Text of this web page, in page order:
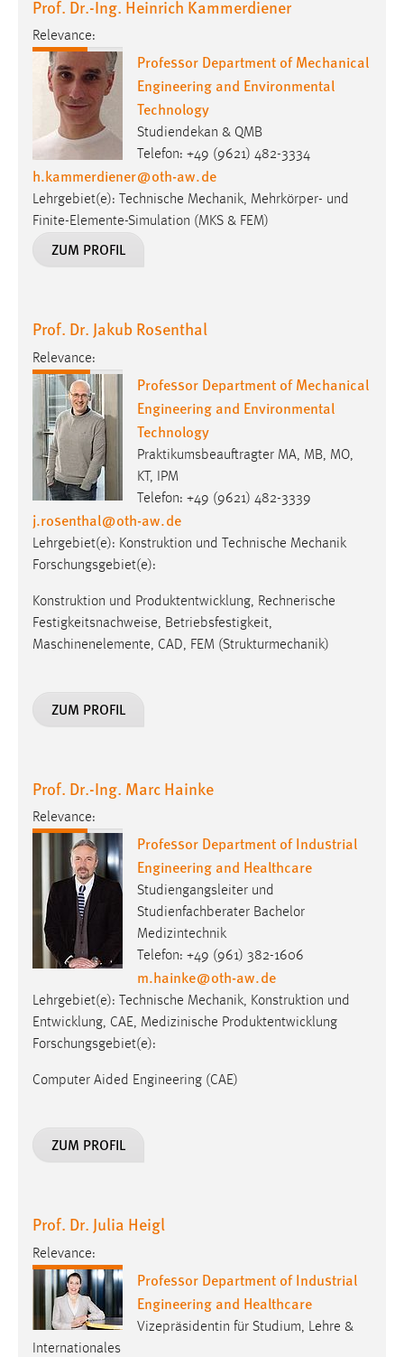
Prof. Dr.-Ing. Heinrich Kammerdiener
Relevance:
Professor Department of Mechanical
Engineering and Environmental
Technology
Studiendekan & QMB
Telefon: +49 (9621) 482-3334
h.kammerdiener@oth-aw.de
Lehrgebiet(e): Technische Mechanik, Mehrkörper- und
Finite-Elemente-Simulation (MKS & FEM)
ZUM PROFIL
Prof. Dr. Jakub Rosenthal
Relevance:
Professor Department of Mechanical
Engineering and Environmental
Technology
Praktikumsbeauftragter MA, MB, MO,
KT, IPM
Telefon: +49 (9621) 482-3339
j.rosenthal@oth-aw.de
Lehrgebiet(e): Konstruktion und Technische Mechanik
Forschungsgebiet(e):
Konstruktion und Produktentwicklung, Rechnerische
Festigkeitsnachweise, Betriebsfestigkeit,
Maschinenelemente, CAD, FEM (Strukturmechanik)
ZUM PROFIL
Prof. Dr.-Ing. Marc Hainke
Relevance:
Professor Department of Industrial
Engineering and Healthcare
Studiengangsleiter und
Studienfachberater Bachelor
Medizintechnik
Telefon: +49 (961) 382-1606
m.hainke@oth-aw.de
Lehrgebiet(e): Technische Mechanik, Konstruktion und
Entwicklung, CAE, Medizinische Produktentwicklung
Forschungsgebiet(e):
Computer Aided Engineering (CAE)
ZUM PROFIL
Prof. Dr. Julia Heigl
Relevance:
Professor Department of Industrial
Engineering and Healthcare
Vizepräsidentin für Studium, Lehre &
Internationales